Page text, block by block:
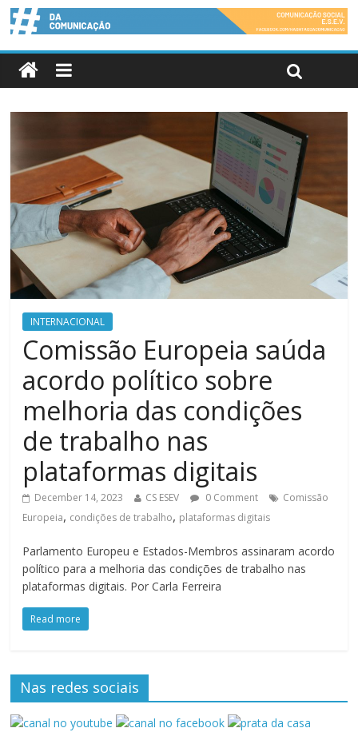
INTERNACIONAL
Comissão Europeia saúda
acordo político sobre
melhoria das condições
de trabalho nas
plataformas digitais
December 14, 2023 CS ESEV 0 Comment
Comissão
Europeia, condições de trabalho, plataformas digitais
Parlamento Europeu e Estados-Membros assinaram acordo
político para a melhoria das condições de trabalho nas
plataformas digitais. Por Carla Ferreira
Read more
Nas redes sociais